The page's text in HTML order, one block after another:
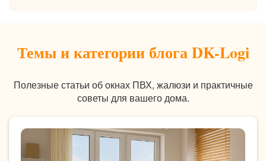
Темы и категории блога DK-Logi
Полезные статьи об окнах ПВХ, жалюзи и практичные
советы для вашего дома.